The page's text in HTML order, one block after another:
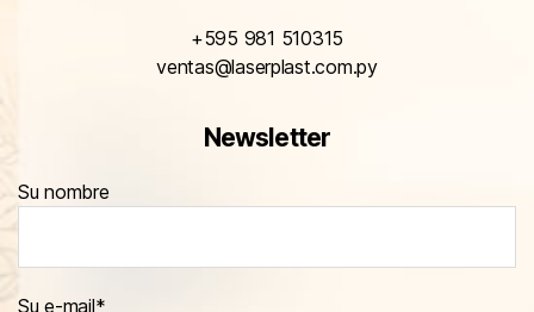
+595 981 510315
ventas@laserplast.com.py
Newsletter
Su nombre
Su e-mail*